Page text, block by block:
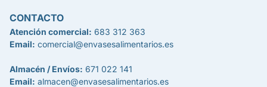
CONTACTO
Atención comercial: 683 312 363
Email: comercial@envasesalimentarios.es
Almacén / Envíos: 671 022 141
Email: almacen@envasesalimentarios.es